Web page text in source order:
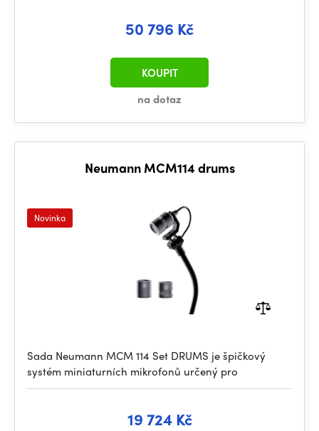
50 796 Kč
na dotaz
KOUPIT
Neumann MCM114 drums
Novinka
Sada Neumann MCM 114 Set DRUMS je špičkový
systém miniaturních mikrofonů určený pro
19 724 Kč